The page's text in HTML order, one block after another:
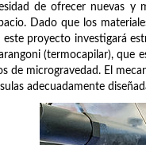
de ofrecer nuevas y
Dado que los
proyecto investigará
(termocapilar), que
de microgravedad. El
adecuadamente